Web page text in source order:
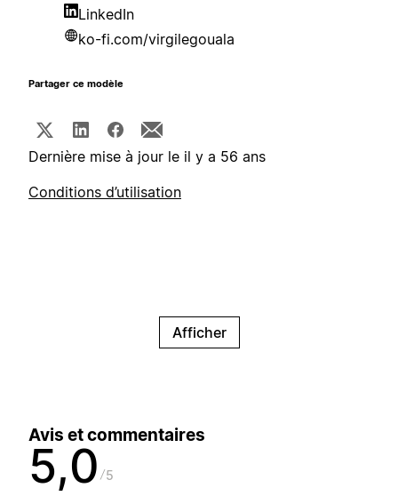
LinkedIn
ko-fi.com/virgilegouala
Partager ce modèle
Dernière mise à jour le il y a 56 ans
Conditions d’utilisation
Afficher
Avis et commentaires
5,0 5